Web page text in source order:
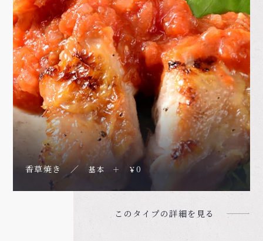
香草焼き ／基本 ＋ ￥0
このタイプの詳細を見る